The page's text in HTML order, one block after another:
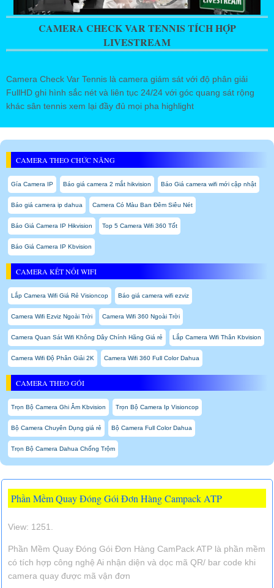
CAMERA CHECK VAR TENNIS TÍCH HỢP
LIVESTREAM
Camera Check Var Tennis là camera giám sát với độ phân giải
FullHD ghi hình sắc nét và liên tục 24/24 với góc quang sát rộng
khác sân tennis xem lại đầy đủ mọi pha highlight
CAMERA THEO CHỨC NĂNG
Gía Camera IP Báo giá camera 2 mắt hikvision Báo Giá camera wifi mới cập nhật
Báo giá camera ip dahua Camera Có Màu Ban Đêm Siêu Nét
Báo Giá Camera IP Hikvision Top 5 Camera Wifi 360 Tốt
Báo Giá Camera IP Kbvision
CAMERA KẾT NỐI WIFI
Lắp Camera Wifi Giá Rẻ Visioncop Báo giá camera wifi ezviz
Camera Wifi Ezviz Ngoài Trời Camera Wifi 360 Ngoài Trời
Camera Quan Sát Wifi Không Dây Chính Hãng Giá rẻ Lắp Camera Wifi Thân Kbvision
Camera Wifi Độ Phân Giải 2K Camera Wifi 360 Full Color Dahua
CAMERA THEO GÓI
Trọn Bộ Camera Ghi Âm Kbvision Trọn Bộ Camera Ip Visioncop
Bộ Camera Chuyên Dụng giá rẻ Bộ Camera Full Color Dahua
Trọn Bộ Camera Dahua Chống Trộm
Phần Mềm Quay Đóng Gói Đơn Hàng Campack ATP
View: 1251.
Phần Mềm Quay Đóng Gói Đơn Hàng CamPack ATP là phần mềm
có tích hợp công nghệ Ai nhận diện và dọc mã QR/ bar code khi
camera quay được mã vận đơn